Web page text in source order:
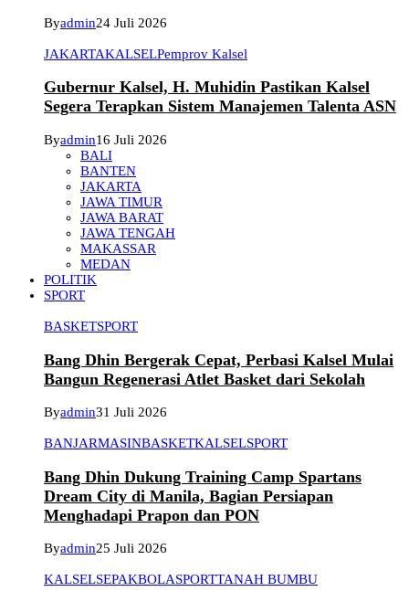
Byadmin24 Juli 2026
JAKARTAKALSELPemprov Kalsel
Gubernur Kalsel, H. Muhidin Pastikan Kalsel
Segera Terapkan Sistem Manajemen Talenta ASN
Byadmin16 Juli 2026
BALI
BANTEN
JAKARTA
JAWA TIMUR
JAWA BARAT
JAWA TENGAH
MAKASSAR
MEDAN
POLITIK
SPORT
BASKETSPORT
Bang Dhin Bergerak Cepat, Perbasi Kalsel Mulai
Bangun Regenerasi Atlet Basket dari Sekolah
Byadmin31 Juli 2026
BANJARMASINBASKETKALSELSPORT
Bang Dhin Dukung Training Camp Spartans
Dream City di Manila, Bagian Persiapan
Menghadapi Prapon dan PON
Byadmin25 Juli 2026
KALSELSEPAKBOLASPORTTANAH BUMBU